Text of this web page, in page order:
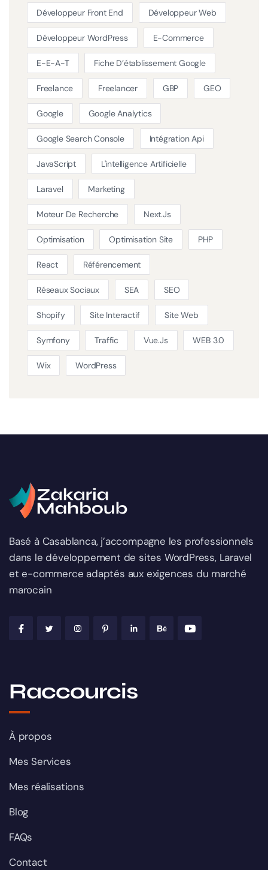
Développeur Front End Développeur Web
Développeur WordPress E-Commerce
E-E-A-T Fiche D’établissement Google
Freelance Freelancer GBP GEO
Google Google Analytics
Google Search Console Intégration Api
JavaScript L'intelligence Artificielle
Laravel Marketing
Moteur De Recherche Next.js
Optimisation Optimisation Site PHP
React Référencement
Réseaux Sociaux SEA SEO
Shopify Site Interactif Site Web
Symfony Traffic Vue.js WEB 3.0
Wix WordPress
Basé à Casablanca, j’accompagne les professionnels
dans le développement de sites WordPress, Laravel
et e-commerce adaptés aux exigences du marché
marocain
Raccourcis
À propos
Mes Services
Mes réalisations
Blog
FAQs
Contact